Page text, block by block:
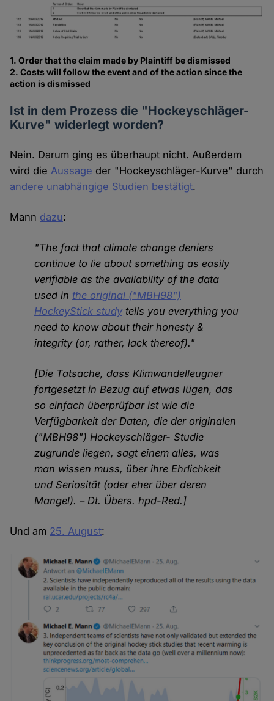
1. Order that the claim made by Plaintiff be dismissed
2. Costs will follow the event and of the action since the
action is dismissed
Ist in dem Prozess die "Hockeyschläger-
Kurve" widerlegt worden?
Nein. Darum ging es überhaupt nicht. Außerdem
wird dieAussage der "Hockeyschläger-Kurve" durch
andere unabhängige Studien bestätigt.
Mann dazu:
"The fact that climate change deniers
continue to lie about something as easily
verifiable as the availability of the data
used in the original ("MBH98")
HockeyStick study tells you everything you
need to know about their honesty &
integrity (or, rather, lack thereof)."
[Die Tatsache, dass Klimwandelleugner
fortgesetzt in Bezug auf etwas lügen, das
so einfach überprüfbar ist wie die
Verfügbarkeit der Daten, die der originalen
("MBH98") Hockeyschläger- Studie
zugrunde liegen, sagt einem alles, was
man wissen muss, über ihre Ehrlichkeit
und Seriosität (oder eher über deren
Mangel). – Dt. Übers. hpd-Red.]
Und am 25. August: